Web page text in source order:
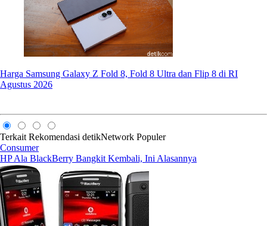
Harga Samsung Galaxy Z Fold 8, Fold 8 Ultra dan Flip 8 di RI
Agustus 2026
Terkait Rekomendasi detikNetwork Populer
Consumer
HP Ala BlackBerry Bangkit Kembali, Ini Alasannya